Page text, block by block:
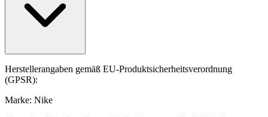
Herstellerangaben gemäß EU-Produktsicherheitsverordnung
(GPSR):
Marke: Nike